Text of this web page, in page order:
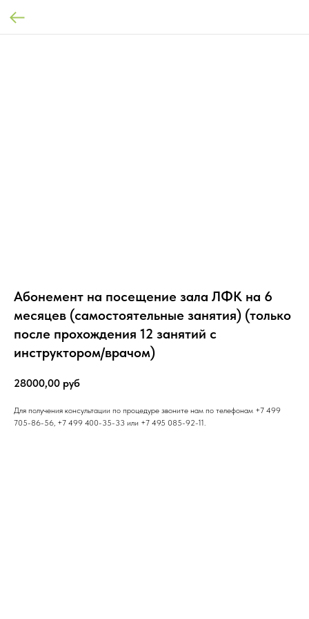
Абонемент на посещение зала ЛФК на 6
месяцев (самостоятельные занятия) (только
после прохождения 12 занятий с
инструктором/врачом)
28000,00 руб
Для получения консультации по процедуре звоните нам по телефонам +7 499
705-86-56, +7 499 400-35-33 или +7 495 085-92-11.